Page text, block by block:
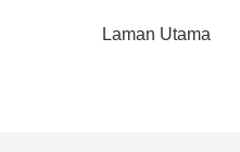
Laman Utama